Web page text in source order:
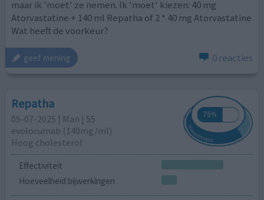
maar ik 'moet' ze nemen. Ik 'moet' kiezen: 40 mg
Atorvastatine + 140 ml Repatha of 2 * 40 mg Atorvastatine
Wat heeft de voorkeur?
geef mening 0 reacties
Repatha
05-07-2025 | Man | 55
evolocumab (140mg/ml)
Hoog cholesterol
Effectiviteit
Hoeveelheid bijwerkingen